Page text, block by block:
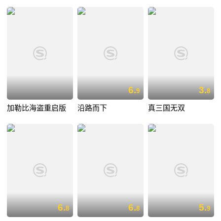
加勒比海盗重启版
6.9
沿路而下
3.8
真三国无双
6.8 6.8 5.9